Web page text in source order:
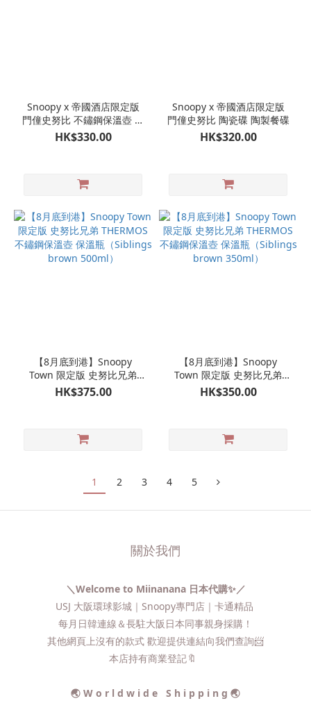
Snoopy x 帝國酒店限定版
門僮史努比 不鏽鋼保溫壺 保
溫瓶（3色可選）
HK$330.00
Snoopy x 帝國酒店限定版
門僮史努比 陶瓷碟 陶製餐碟
HK$320.00
【8月底到港】Snoopy
Town 限定版 史努比兄弟
THERMOS 不鏽鋼保溫壺 保
溫瓶（Siblings brown
HK$375.00
【8月底到港】Snoopy
Town 限定版 史努比兄弟
THERMOS 不鏽鋼保溫壺 保
溫瓶（Siblings brown
HK$350.00
1 2 3 4 5
關於我們
＼Welcome to Miinanana 日本代購✨／
USJ 大阪環球影城｜Snoopy專門店｜卡通精品
每月日韓連線＆長駐大阪日本同事親身採購！
其他網頁上沒有的款式 歡迎提供連結向我們查詢📨​
本店持有商業登記🔖
🌏 W o r l d w i d e S h i p p i n g 🌏